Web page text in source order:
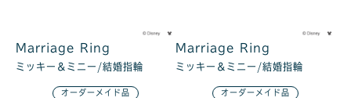
Marriage Ring
ミッキー＆ミニー/結婚指輪
オーダーメイド品
Marriage Ring
ミッキー＆ミニー/結婚指輪
オーダーメイド品